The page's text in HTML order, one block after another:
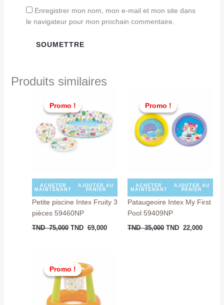
Enregistrer mon nom, mon e-mail et mon site dans
le navigateur pour mon prochain commentaire.
Produits similaires
Promo !
Promo !
ACHETER
MAINTENANT
AJOUTER AU
PANIER
Petite piscine Intex Fruity 3
pièces 59460NP
TND75,000
initial
était :
TND
75,000.
TND 69,000
est :
TND
69,000.
Promo !
Promo !
ACHETER
MAINTENANT
AJOUTER AU
PANIER
Pataugeoire Intex My First
Pool 59409NP
TND35,000
initial
était :
TND
35,000.
TND 22,000
TND
Promo !
Promo !
prix
initial
était :
TND
55,000.